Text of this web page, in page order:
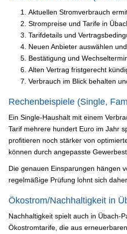
Aktuellen Stromverbrauch
Strompreise und Tarife in
Tarifdetails und
Neuen Anbieter auswählen
Bestätigung und
Alten Vertrag fristgerecht
Verbrauch im Blick behalten
Rechenbeispiele (Single,
Ein Single-Haushalt mit einem
Tarif mehrere hundert Euro im Jahr
profitieren noch stärker von
können durch angepasste
Die genauen Einsparungen hängen
regelmäßige Prüfung lohnt sich daher.
Ökostrom/Nachhaltigkeit in
Nachhaltigkeit spielt auch in Übach-
Ökostromtarife, die aus